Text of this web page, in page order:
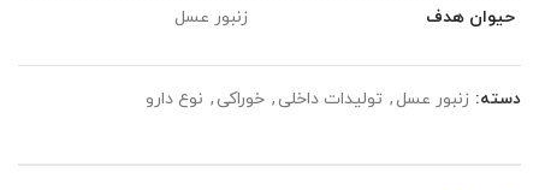
حیوان هدف
زنبور عسل
دسته: زنبور عسل , تولیدات داخلی , خوراکی , نوع دارو